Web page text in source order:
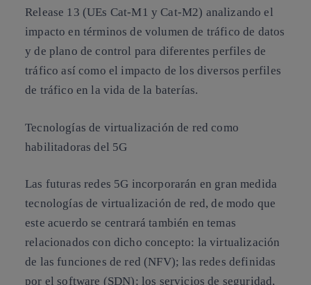
Release 13 (UEs Cat-M1 y Cat-M2) analizando el
impacto en términos de volumen de tráfico de datos
y de plano de control para diferentes perfiles de
tráfico así como el impacto de los diversos perfiles
de tráfico en la vida de la baterías.
Tecnologías de virtualización de red como
habilitadoras del 5G
Las futuras redes 5G incorporarán en gran medida
tecnologías de virtualización de red, de modo que
este acuerdo se centrará también en temas
relacionados con dicho concepto: la virtualización
de las funciones de red (NFV); las redes definidas
por el software (SDN); los servicios de seguridad,